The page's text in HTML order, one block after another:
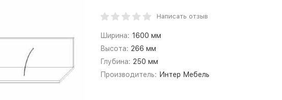
Написать отзыв
Ширина: 1600 мм
Высота: 266 мм
Глубина: 250 мм
Производитель: Интер Мебель